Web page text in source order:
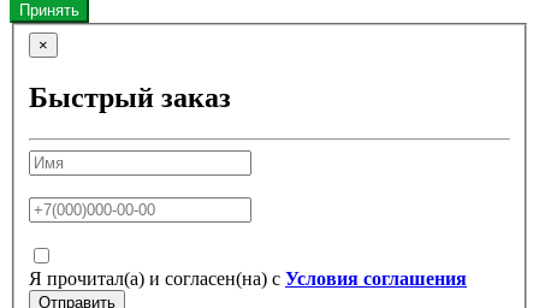
Принять
×
Быстрый заказ
Я прочитал(а) и согласен(на) с Условия соглашения
Отправить